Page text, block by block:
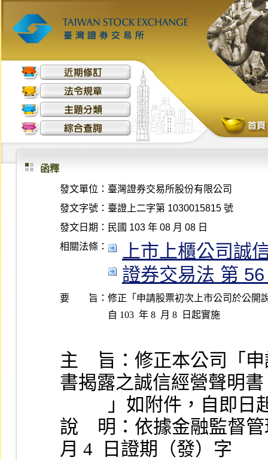
函釋
發文單位： 臺灣證券交易所股份有限公司
發文字號： 臺證上二字第 1030015815 號
發文日期： 民國 103 年 08 月 08 日
相關法條：
上市上櫃公司誠
證券交易法 第
要 旨： 修正「申請股票初次上市公司於公開
主    旨：修正本公司「
書揭露之誠信經營聲明書
」如附件，自
說    明：依據金融監督
月 4  日證期（發）字